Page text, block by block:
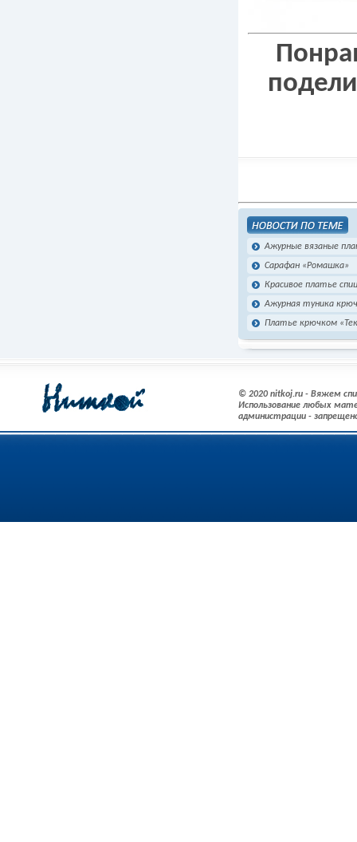
Ажурные вязаные
Сарафан «Ромашка»
Красивое платье
Ажурная туника
Платье крючком
© 2020 nitkoj.ru - Вяжем
Использование любых
администрации -